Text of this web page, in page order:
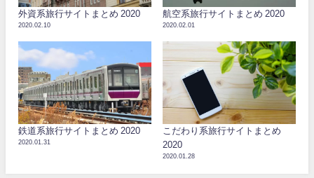
外資系旅行サイトまとめ 2020
2020.02.10
航空系旅行サイトまとめ 2020
2020.02.01
鉄道系旅行サイトまとめ 2020
2020.01.31
こだわり系旅行サイトまとめ
2020
2020.01.28